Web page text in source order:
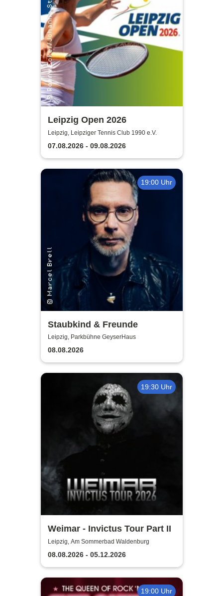
Leipzig Open 2026
Leipzig, Leipziger Tennis Club 1990 e.V.
07.08.2026 - 09.08.2026
19:00 Uhr
Staubkind & Freunde
Leipzig, Parkbühne GeyserHaus
08.08.2026
19:30 Uhr
Weimar - Invictus Tour Part II
Leipzig, Am Sommerbad Waldenburg
08.08.2026 - 05.12.2026
19:00 Uhr